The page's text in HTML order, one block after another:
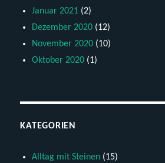
Januar 2021 (2)
Dezember 2020 (12)
November 2020 (10)
Oktober 2020 (1)
KATEGORIEN
Alltag mit Steinen (15)